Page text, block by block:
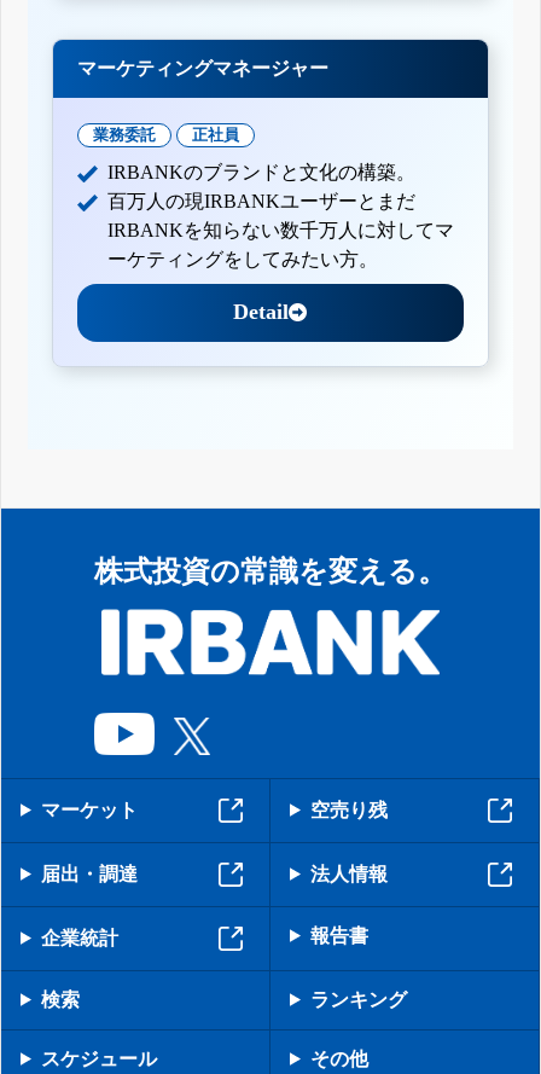
マーケティングマネージャー
業務委託 正社員
IRBANKのブランドと文化の構築。
百万人の現IRBANKユーザーとまだ
IRBANKを知らない数千万人に対してマ
ーケティングをしてみたい方。
Detail
株式投資の常識を変える。
マーケット 空売り残
届出・調達 法人情報
企業統計 報告書
検索 ランキング
スケジュール その他